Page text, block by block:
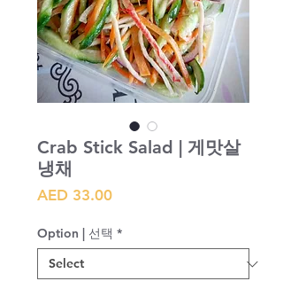
Crab Stick Salad | 게맛살
냉채
AED 33.00Price
Option | 선택 *